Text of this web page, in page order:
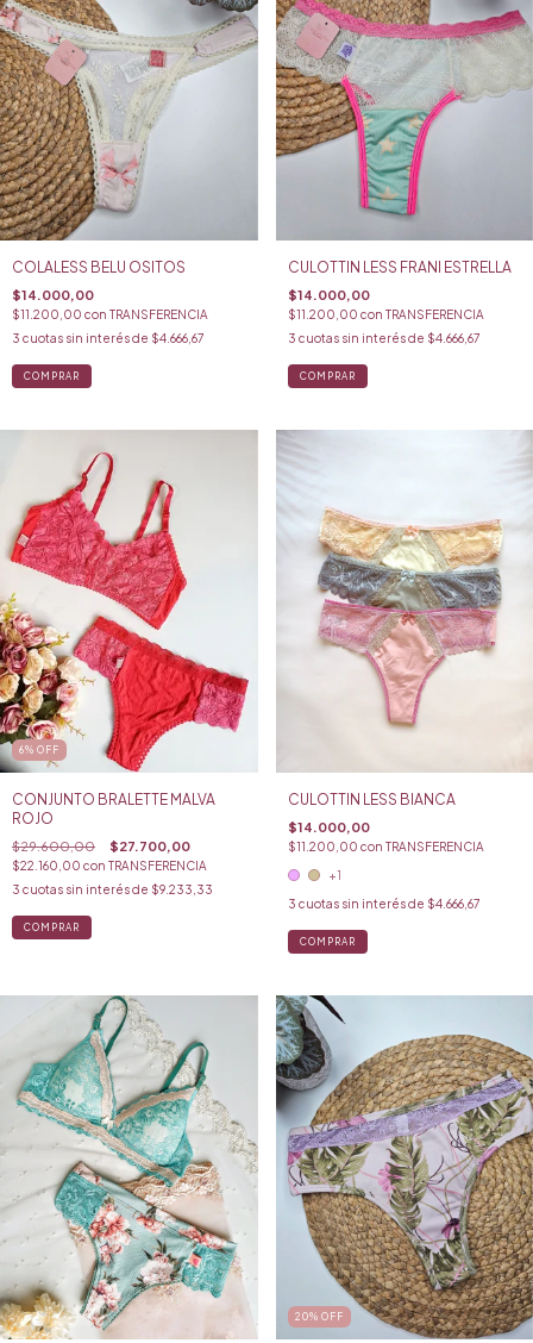
COLALESS BELU OSITOS
$14.000,00
$11.200,00 con TRANSFERENCIA
3 cuotas sin interés de $4.666,67
COMPRAR
CULOTTIN LESS FRANI ESTRELLA
$14.000,00
$11.200,00 con TRANSFERENCIA
3 cuotas sin interés de $4.666,67
COMPRAR
6% OFF
CONJUNTO BRALETTE MALVA
ROJO
$29.600,00 $27.700,00
$22.160,00 con TRANSFERENCIA
3 cuotas sin interés de $9.233,33
COMPRAR
CULOTTIN LESS BIANCA
$14.000,00
$11.200,00 con TRANSFERENCIA
+1
3 cuotas sin interés de $4.666,67
COMPRAR
20% OFF